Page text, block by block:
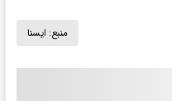
منبع: ايسنا